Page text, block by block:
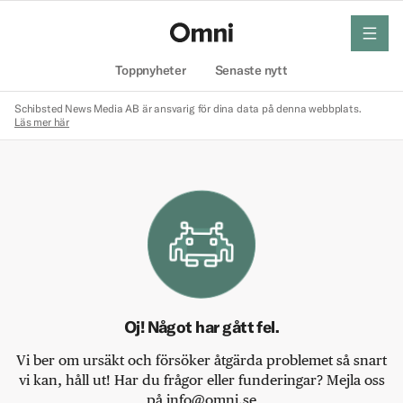
Toppnyheter Senaste nytt
meny
Schibsted News Media AB är ansvarig för dina data på denna webbplats.
Läs mer här
Oj! Något har gått fel.
Vi ber om ursäkt och försöker åtgärda problemet så snart
vi kan, håll ut! Har du frågor eller funderingar? Mejla oss